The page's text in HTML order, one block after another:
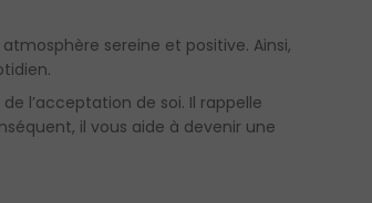
sereine et positive. Ainsi,
l’acceptation de soi. Il rappelle
il vous aide à devenir une